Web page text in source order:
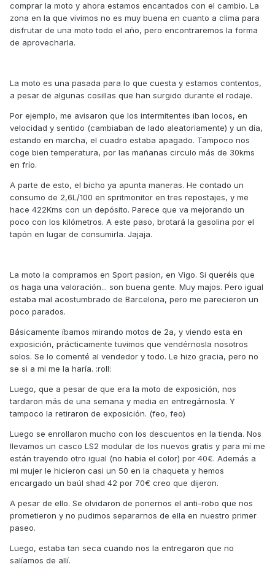
comprar la moto y ahora estamos encantados con el cambio. La
zona en la que vivimos no es muy buena en cuanto a clima para
disfrutar de una moto todo el año, pero encontraremos la forma
de aprovecharla.
La moto es una pasada para lo que cuesta y estamos contentos,
a pesar de algunas cosillas que han surgido durante el rodaje.
Por ejemplo, me avisaron que los intermitentes iban locos, en
velocidad y sentido (cambiaban de lado aleatoriamente) y un día,
estando en marcha, el cuadro estaba apagado. Tampoco nos
coge bien temperatura, por las mañanas circulo más de 30kms
en frío.
A parte de esto, el bicho ya apunta maneras. He contado un
consumo de 2,6L/100 en spritmonitor en tres repostajes, y me
hace 422Kms con un depósito. Parece que va mejorando un
poco con los kilómetros. A este paso, brotará la gasolina por el
tapón en lugar de consumirla. Jajaja.
La moto la compramos en Sport pasion, en Vigo. Si queréis que
os haga una valoración... son buena gente. Muy majos. Pero igual
estaba mal acostumbrado de Barcelona, pero me parecieron un
poco parados.
Básicamente íbamos mirando motos de 2a, y viendo esta en
exposición, prácticamente tuvimos que vendérnosla nosotros
solos. Se lo comenté al vendedor y todo. Le hizo gracia, pero no
se si a mi me la haría. :roll:
Luego, que a pesar de que era la moto de exposición, nos
tardaron más de una semana y media en entregárnosla. Y
tampoco la retiraron de exposición. (feo, feo)
Luego se enrollaron mucho con los descuentos en la tienda. Nos
llevamos un casco LS2 modular de los nuevos gratis y para mí me
están trayendo otro igual (no había el color) por 40€. Además a
mi mujer le hicieron casi un 50 en la chaqueta y hemos
encargado un baúl shad 42 por 70€ creo que dijeron.
A pesar de ello. Se olvidaron de ponernos el anti-robo que nos
prometieron y no pudimos separarnos de ella en nuestro primer
paseo.
Luego, estaba tan seca cuando nos la entregaron que no
salíamos de allí.